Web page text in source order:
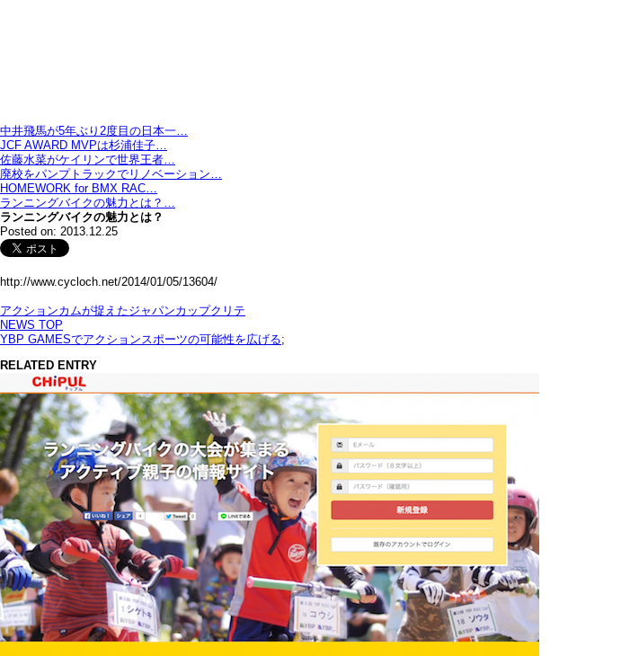
中井飛馬が5年ぶり2度目の日本一…
JCF AWARD MVPは杉浦佳子…
佐藤水菜がケイリンで世界王者…
廃校をパンプトラックでリノベーション…
HOMEWORK for BMX RAC…
ランニングバイクの魅力とは？…
ランニングバイクの魅力とは？
Posted on: 2013.12.25
http://www.cycloch.net/2014/01/05/13604/
アクションカムが捉えたジャパンカップクリテ
NEWS TOP
YBP GAMESでアクションスポーツの可能性を広げる;
RELATED ENTRY